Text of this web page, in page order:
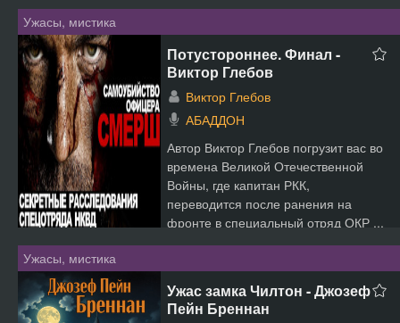
Ужасы, мистика
Потустороннее. Финал -
Виктор Глебов
Виктор Глебов
АБАДДОН
Автор Виктор Глебов погрузит вас во
времена Великой Отечественной
Войны, где капитан РКК,
переводится после ранения на
фронте в специальный отряд ОКР ...
Ужасы, мистика
Ужас замка Чилтон - Джозеф
Пейн Бреннан